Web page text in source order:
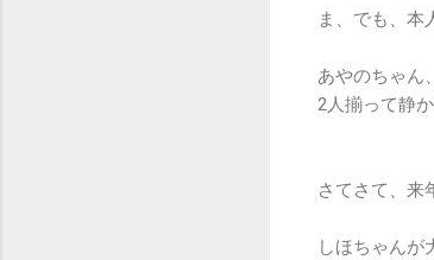
ま、でも、本
あやのちゃん
2人揃って静
さてさて、来
しほちゃんが